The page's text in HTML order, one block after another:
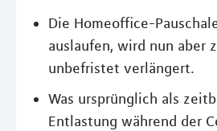
Die Homeoffice-
auslaufen, wird nun aber
unbefristet verlängert.
Was ursprünglich als
Entlastung während der